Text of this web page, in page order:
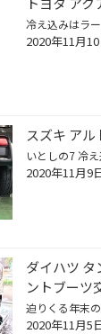
2020年11月
スズキ ア
2020年11月9
ダイハツ タ
ントブーツ
2020年11月5